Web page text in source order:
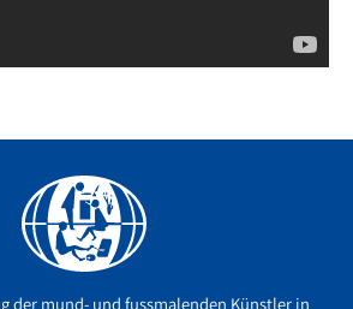
der mund- und fussmalenden Künstler in
Facebook
YouTube
Instagram